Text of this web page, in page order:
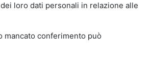
loro dati personali in relazione alle
mancato conferimento può